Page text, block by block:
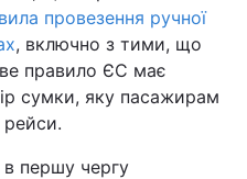
провезення ручної
, включно з тими, що
правило ЄС має
сумки, яку пасажирам
в першу чергу